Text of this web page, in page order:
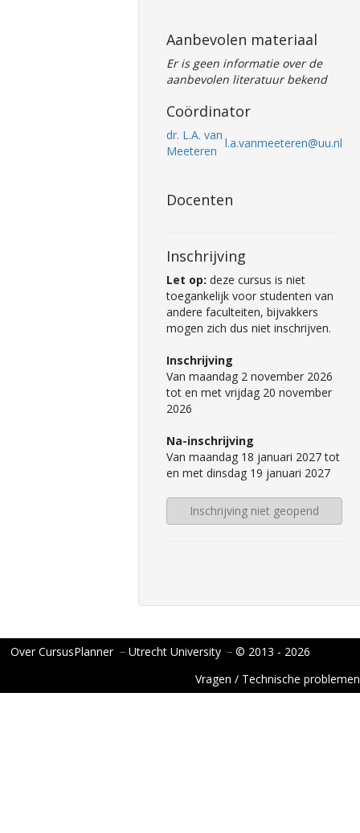
Aanbevolen materiaal
Er is geen informatie over de
aanbevolen literatuur bekend
Coördinator
dr. L.A. van
Meeteren
l.a.vanmeeteren@uu.nl
Docenten
Inschrijving
Let op: deze cursus is niet
toegankelijk voor studenten van
andere faculteiten, bijvakkers
mogen zich dus niet inschrijven.
Inschrijving
Van maandag 2 november 2026
tot en met vrijdag 20 november
2026
Na-inschrijving
Van maandag 18 januari 2027 tot
en met dinsdag 19 januari 2027
Inschrijving niet geopend
Over CursusPlanner − Utrecht University − © 2013 - 2026
Vragen / Technische problemen